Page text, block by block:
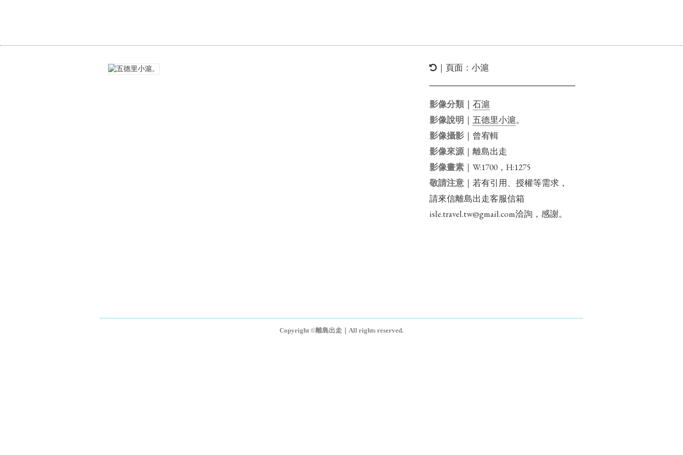
｜頁面：小滬
影像分類｜石滬
影像說明 ｜五德里小滬。
影像攝影 ｜曾宥輯
影像來源｜離島出走
影像畫素 ｜W:1700，H:1275
敬請注意 ｜若有引用、授權等需求，
請來信離島出走客服信箱
isle.travel.tw@gmail.com洽詢，感謝。
Copyright ©離島出走｜All rights reserved.